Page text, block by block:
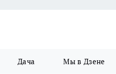
Дача Мы в Дзене